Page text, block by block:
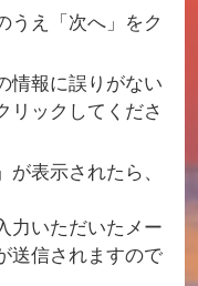
うえ「次へ」をク
情報に誤りがない
リックしてくださ
が表示されたら、
力いただいたメー
送信されますので